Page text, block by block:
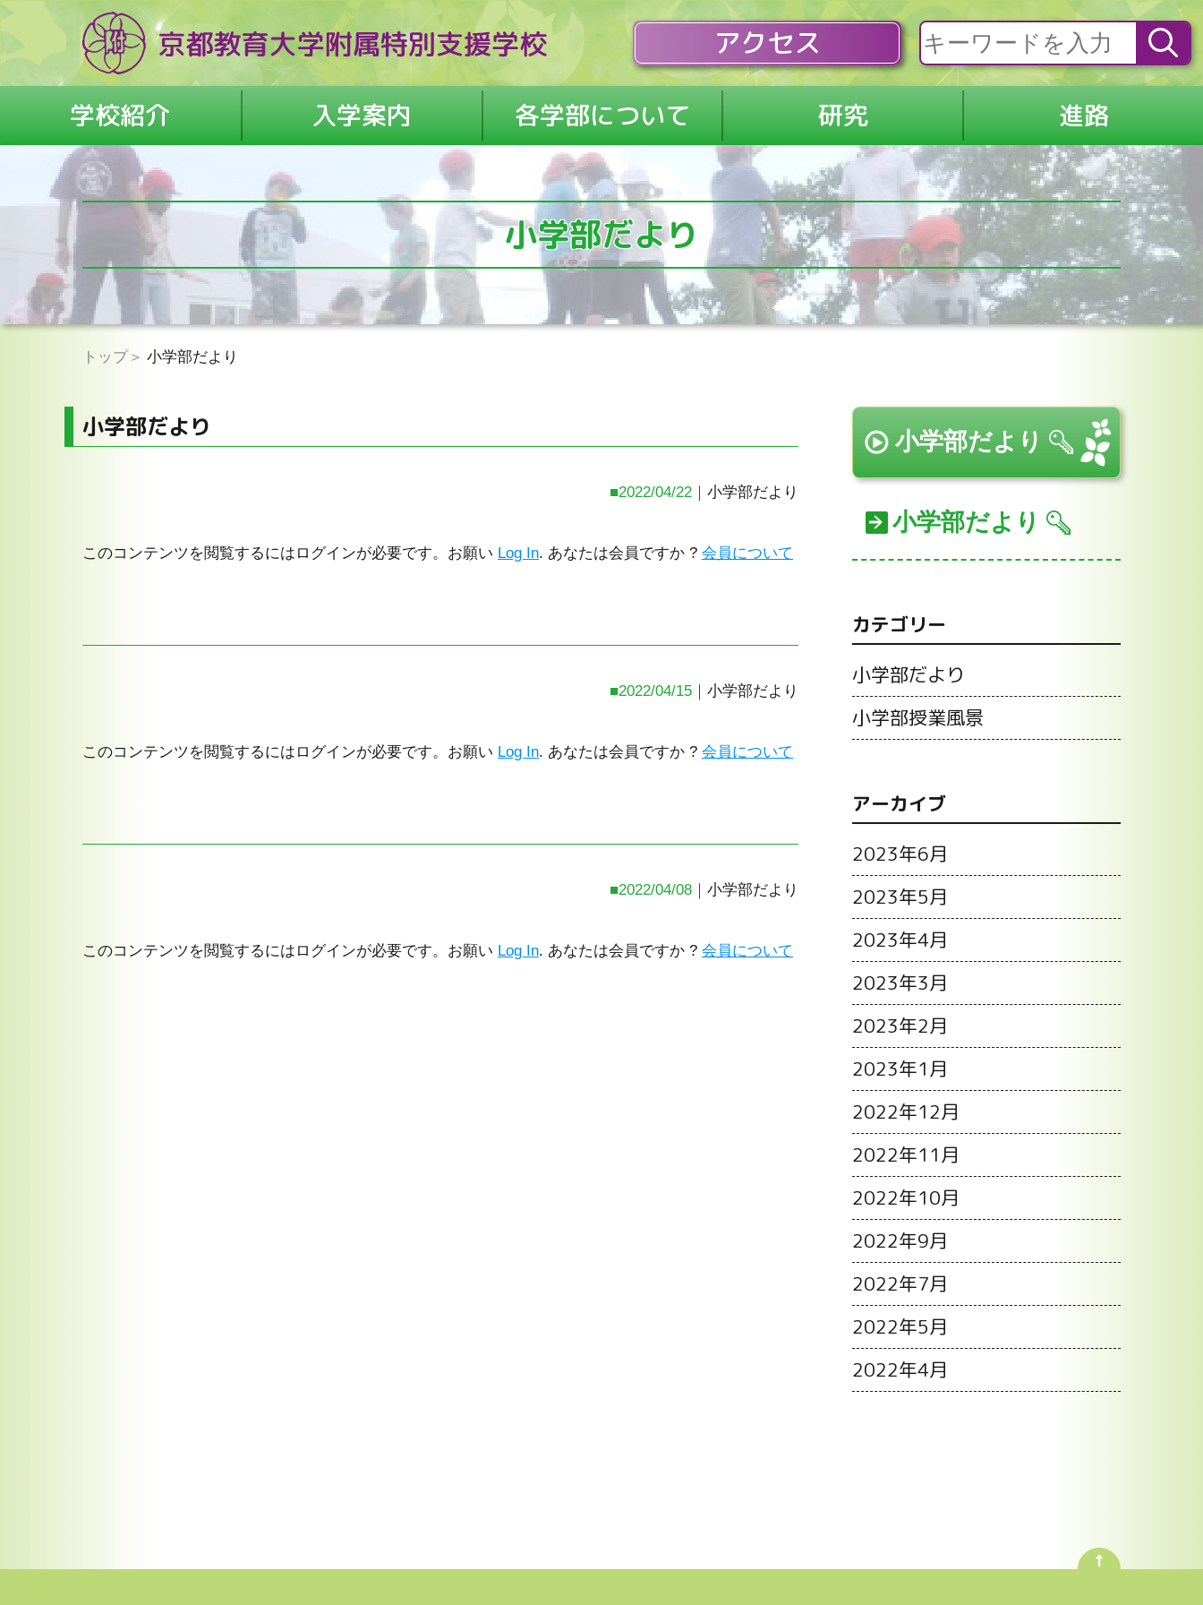
アクセス
学校紹介 入学案内 各学部について 研究 進路
小学部だより
トップ 小学部だより
小学部だより
2022/04/22 小学部だより
このコンテンツを閲覧するにはログインが必要です。お願い Log In. あなたは会員ですか ? 会員について
2022/04/15 小学部だより
このコンテンツを閲覧するにはログインが必要です。お願い Log In. あなたは会員ですか ? 会員について
2022/04/08 小学部だより
このコンテンツを閲覧するにはログインが必要です。お願い Log In. あなたは会員ですか ? 会員について
小学部だより
小学部だより
カテゴリー
小学部だより
小学部授業風景
アーカイブ
2023年6月
2023年5月
2023年4月
2023年3月
2023年2月
2023年1月
2022年12月
2022年11月
2022年10月
2022年9月
2022年7月
2022年5月
2022年4月